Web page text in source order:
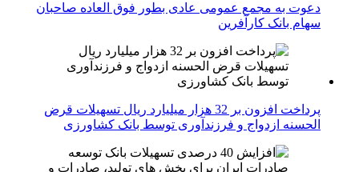
دعوت به مجمع عمومی عادی بطور فوق العاده صاحبان
سهام بانک کارآفرین
پرداخت افزون بر 32 هزار میلیارد ریال تسهیلات قرض
الحسنه ازدواج و فرزندآوری توسط بانک کشاورزی